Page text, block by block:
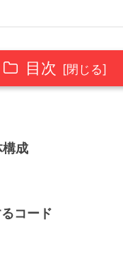
目次
構成
コード